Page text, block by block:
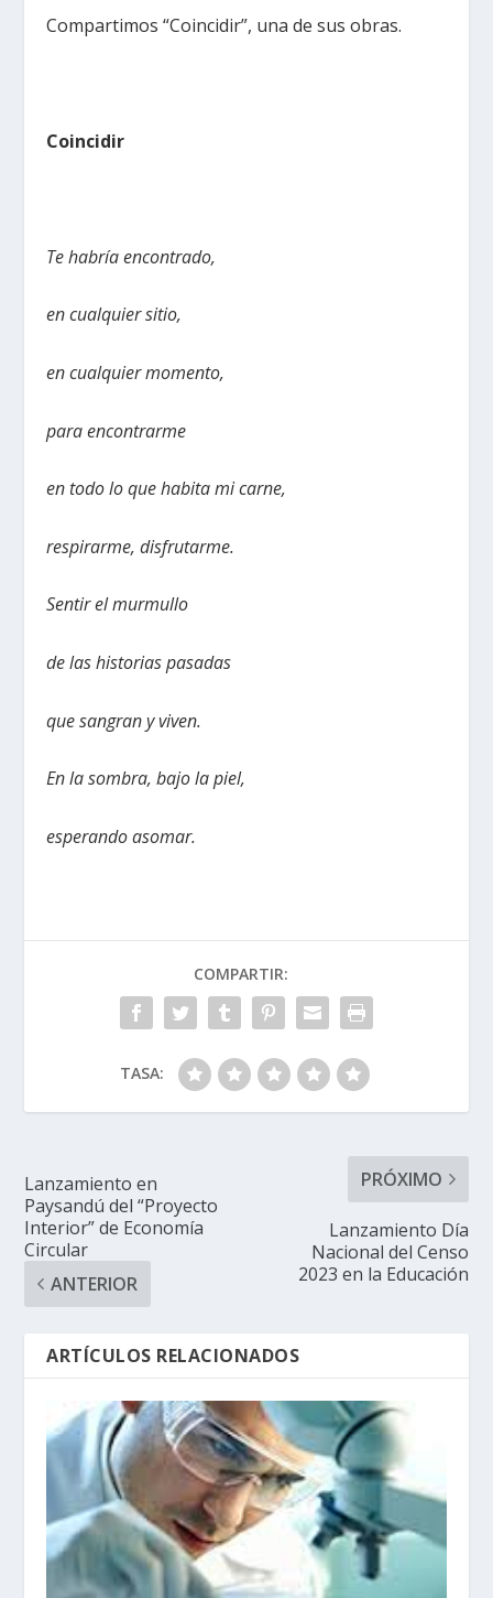
Compartimos “Coincidir”, una de sus obras.
Coincidir
Te habría encontrado,
en cualquier sitio,
en cualquier momento,
para encontrarme
en todo lo que habita mi carne,
respirarme, disfrutarme.
Sentir el murmullo
de las historias pasadas
que sangran y viven.
En la sombra, bajo la piel,
esperando asomar.
COMPARTIR:
TASA:
Lanzamiento en
Paysandú del “Proyecto
Interior” de Economía
Circular
ANTERIOR
PRÓXIMO
Lanzamiento Día
Nacional del Censo
2023 en la Educación
ARTÍCULOS RELACIONADOS